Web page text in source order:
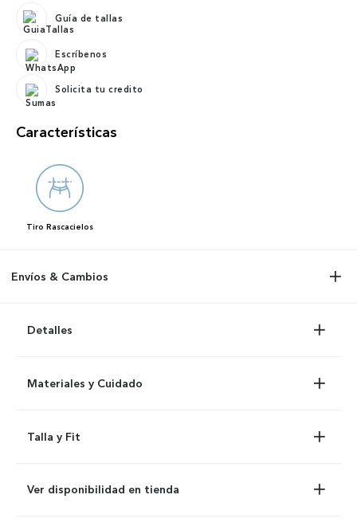
Guía de tallas
Escríbenos
Solicita tu credito
Características
Tiro Rascacielos
Envíos & Cambios
Detalles
Materiales y Cuidado
Talla y Fit
Ver disponibilidad en tienda